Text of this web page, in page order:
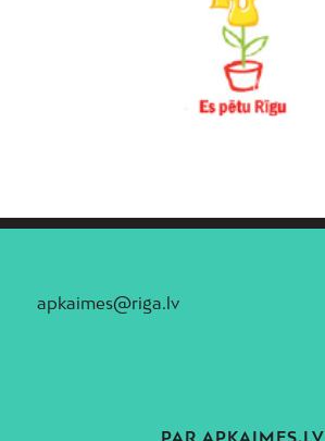
apkaimes@riga.lv
PAR APKAIMES.LV